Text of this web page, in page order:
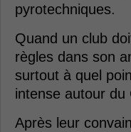
pyrotechniques.
Quand un club
règles dans son
surtout à quel
intense autour du
Après leur